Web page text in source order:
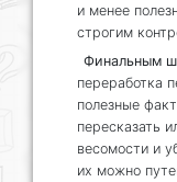
и менее
строгим
Финальным
переработка
полезные
пересказать
весомости и
их можно